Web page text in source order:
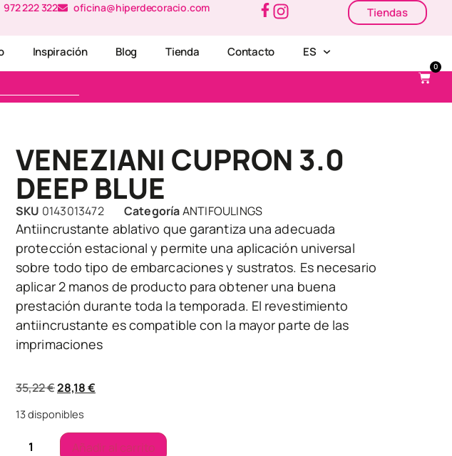
972 222 322 oficina@hiperdecoracio.com Tiendas
Inspiración Blog Tienda Contacto ES
0
VENEZIANI CUPRON 3.0
DEEP BLUE
SKU 0143013472 CategoríaANTIFOULINGS
Antiincrustante ablativo que garantiza una adecuada
protección estacional y permite una aplicación universal
sobre todo tipo de embarcaciones y sustratos. Es necesario
aplicar 2 manos de producto para obtener una buena
prestación durante toda la temporada. El revestimiento
antiincrustante es compatible con la mayor parte de las
imprimaciones
35,22€28,18€
13 disponibles
Añadir al carrito